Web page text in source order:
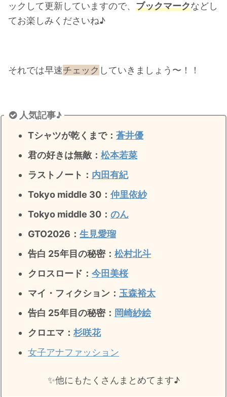
ックして更新していますので、 ブックマークなどし
てお楽しみくださいね♪
それでは早速チェック していきましょう〜！！
人気記事♪
Tシャツが乾くまで： 蒼井優
君の好きは無敵 ： 松本若菜
ラストノート ： 内田有紀
Tokyo middle 30： 仲里依紗
Tokyo middle 30： のん
GTO2026： 生見愛瑠
告白 25年目の秘密： 松村北斗
クロスロード： 今田美桜
マイ・フィクション： 玉森裕太
告白 25年目の秘密： 岡崎紗絵
クロエマ： 杉咲花
女子アナファッション
✨️他にもたくさんまとめてます♪